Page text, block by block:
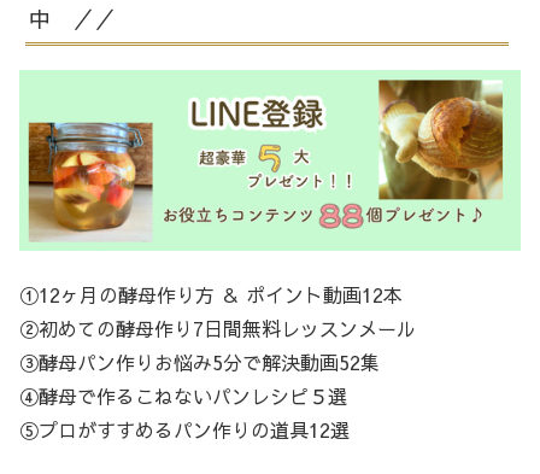
中 ／／
①12ヶ月の酵母作り方 ＆ ポイント動画12本
②初めての酵母作り7日間無料レッスンメール
③酵母パン作りお悩み5分で解決動画52集
④酵母で作るこねないパンレシピ５選
⑤プロがすすめるパン作りの道具12選